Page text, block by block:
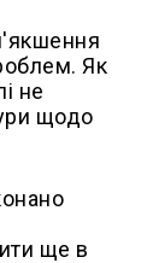
Як
не
щодо
ще в